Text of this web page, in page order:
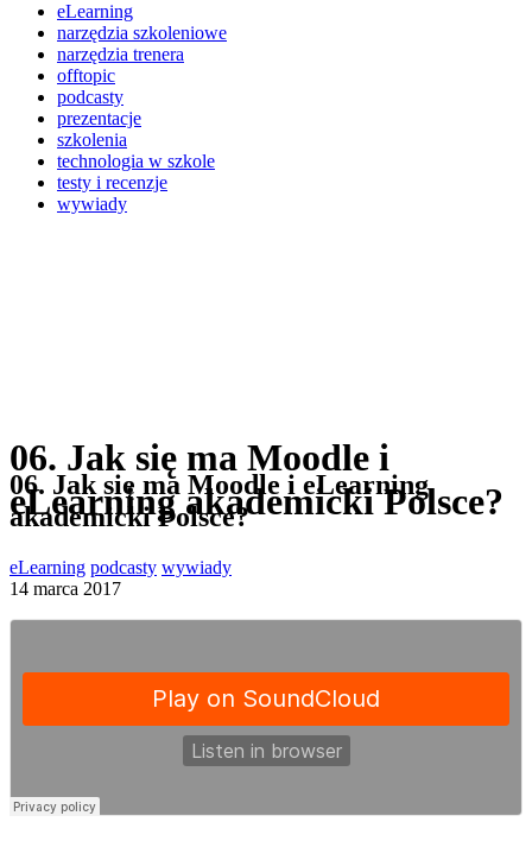
eLearning
narzędzia szkoleniowe
narzędzia trenera
offtopic
podcasty
prezentacje
szkolenia
technologia w szkole
testy i recenzje
wywiady
06. Jak się ma Moodle i
eLearning akademicki Polsce?
06. Jak się ma Moodle i eLearning
akademicki Polsce?
eLearning podcasty wywiady
14 marca 2017